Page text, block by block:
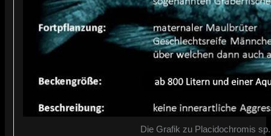
Die Grafik zu Placidochromis sp.